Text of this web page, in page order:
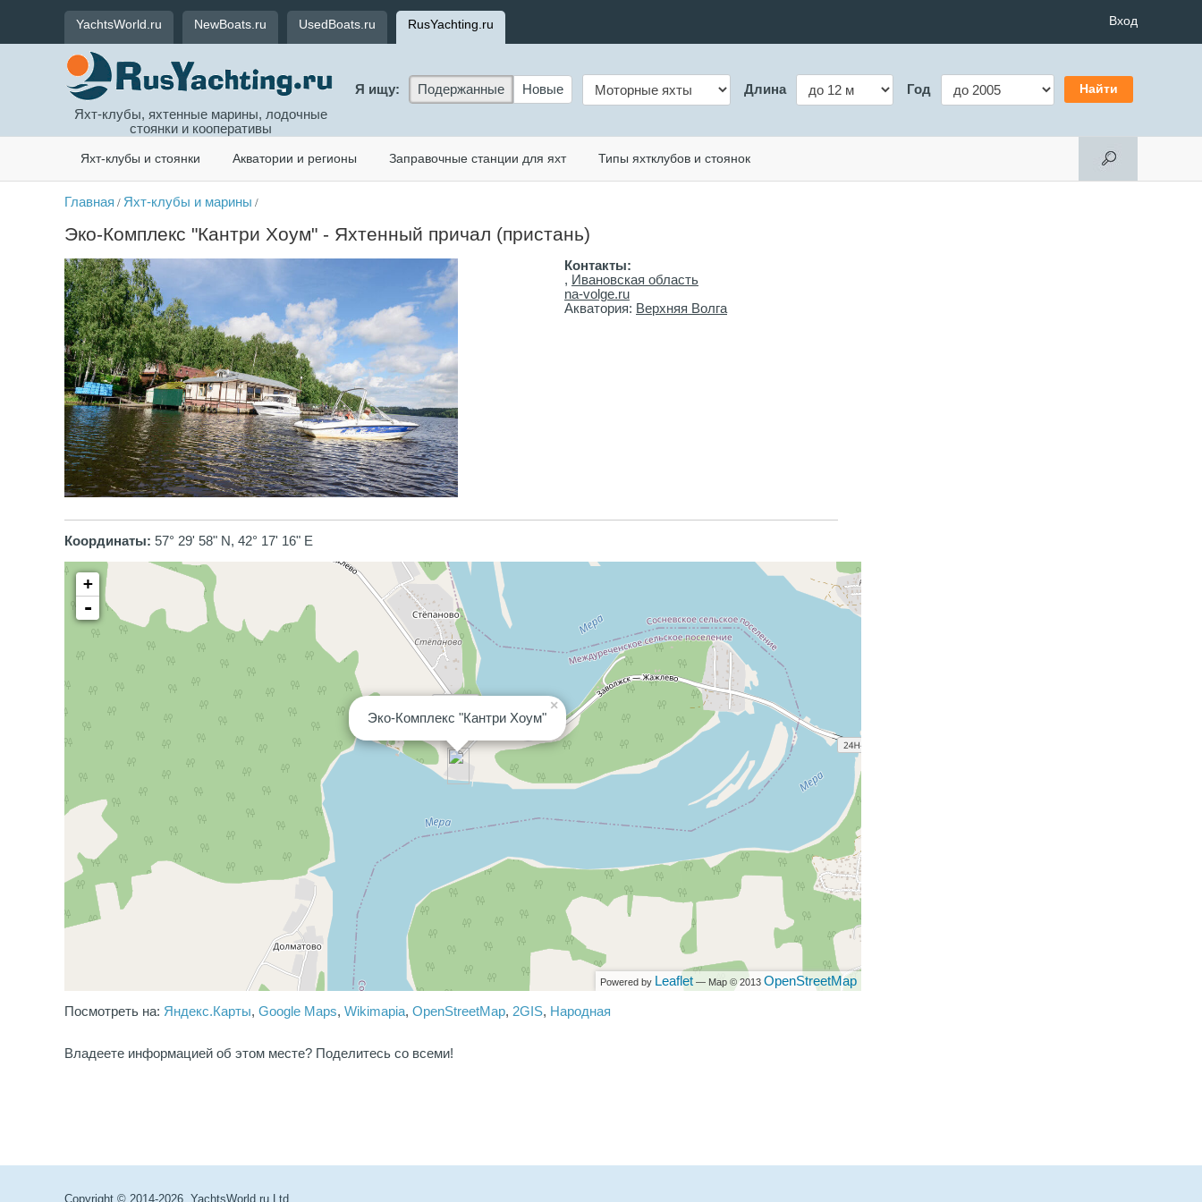
YachtsWorld.ru NewBoats.ru UsedBoats.ru RusYachting.ru Вход
Яхт-клубы, яхтенные марины, лодочные
стоянки и кооперативы
Я ищу: Подержанные Новые Длина Год
Яхт-клубы и стоянки Акватории и регионы Заправочные станции для яхт Типы яхтклубов и стоянок
Главная / Яхт-клубы и марины /
Эко-Комплекс "Кантри Хоум" - Яхтенный причал (пристань)
Контакты:
, Ивановская область
na-volge.ru
Акватория: Верхняя Волга
Координаты: 57° 29' 58" N, 42° 17' 16" E
×
Эко-Комплекс "Кантри Хоум"
+
-
Powered by Leaflet — Map © 2013 OpenStreetMap
Посмотреть на: Яндекс.Карты, Google Maps, Wikimapia, OpenStreetMap, 2GIS, Народная
Владеете информацией об этом месте? Поделитесь со всеми!
Copyright © 2014-2026. YachtsWorld.ru Ltd.